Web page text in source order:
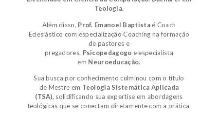
Teologia.
Além disso, Prof. Emanoel Baptistaé Coach
Eclesiástico com especialização Coaching na formação
de pastores e
pregadores. Psicopedagogo e especialista
em Neuroeducação.
Sua busca por conhecimento culminou com o título
de Mestre em Teologia Sistemática Aplicada
(TSA), solidificando sua expertise em abordagens
teológicas que se conectam diretamente com a prática.